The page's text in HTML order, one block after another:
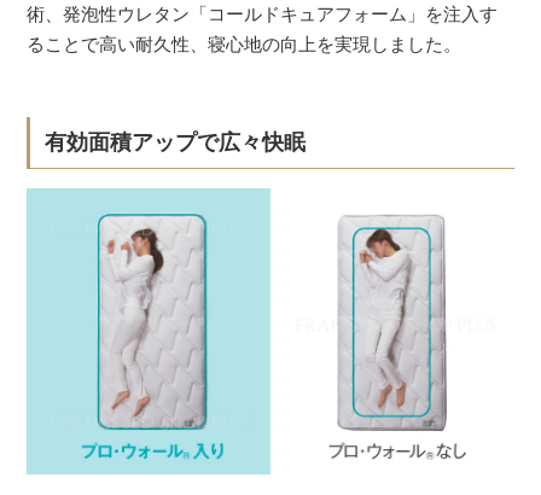
術、発泡性ウレタン「コールドキュアフォーム」を注入す
ることで高い耐久性、寝心地の向上を実現しました。
有効面積アップで広々快眠